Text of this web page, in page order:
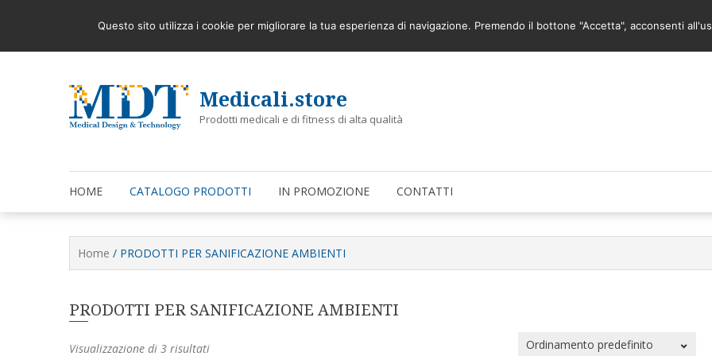
Medicali.store
Prodotti medicali e di fitness di alta qualità
HOME CATALOGO PRODOTTI IN PROMOZIONE CONTATTI
Home / PRODOTTI PER SANIFICAZIONE AMBIENTI
PRODOTTI PER SANIFICAZIONE AMBIENTI
Visualizzazione di 3 risultati
Questo sito utilizza i cookie per migliorare la tua esperienza di navigazione. Premendo il bottone "Accetta", acconsenti